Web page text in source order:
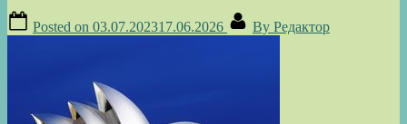
Posted on 03.07.202317.06.2026 By Редактор